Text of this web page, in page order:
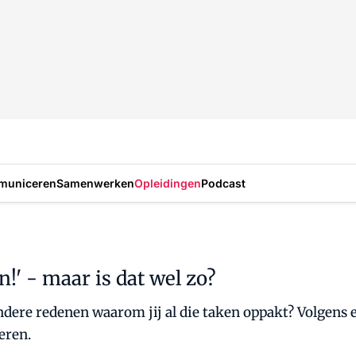
SamenwerkenOpleidingenPodcast
- maar is dat wel zo?
redenen waarom jij al die taken oppakt? Volgens